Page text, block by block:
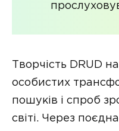
Творчість DRUD
особистих
пошуків і спроб
світі. Через